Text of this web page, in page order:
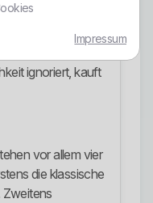
Etikett allein
Wer nur auf
ignoriert, kauft
vor allem vier
die klassische
Impressum